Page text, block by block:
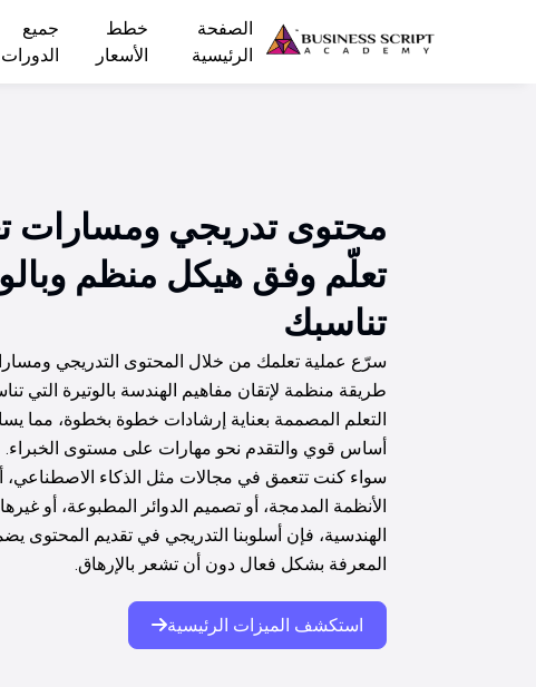
الصفحة
الرئيسية
خطط
الأسعار
جميع
الدورات
محتوى تدريجي ومسارات
تعلّم وفق هيكل منظم
تناسبك
سرّع عملية تعلمك من خلال المحتوى التدريجي
طريقة منظمة لإتقان مفاهيم الهندسة بالوتيرة التي
التعلم المصممة بعناية إرشادات خطوة بخطوة، مما
أساس قوي والتقدم نحو مهارات على مستوى الخبراء.
سواء كنت تتعمق في مجالات مثل الذكاء الاصطناعي، أو
الأنظمة المدمجة، أو تصميم الدوائر المطبوعة، أو
الهندسية، فإن أسلوبنا التدريجي في تقديم المحتوى
المعرفة بشكل فعال دون أن تشعر بالإرهاق.
استكشف الميزات الرئيسية